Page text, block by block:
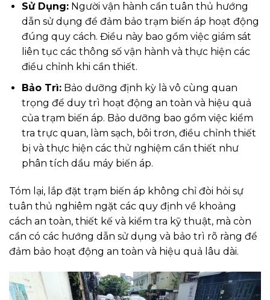
Sử Dụng:Người vận hành cần tuân thủ hướng
dẫn sử dụng để đảm bảo trạm biến áp hoạt động
đúng quy cách. Điều này bao gồm việc giám sát
liên tục các thông số vận hành và thực hiện các
điều chỉnh khi cần thiết.
Bảo Trì:Bảo dưỡng định kỳ là vô cùng quan
trọng để duy trì hoạt động an toàn và hiệu quả
của trạm biến áp. Bảo dưỡng bao gồm việc kiểm
tra trực quan, làm sạch, bôi trơn, điều chỉnh thiết
bị và thực hiện các thử nghiệm cần thiết như
phân tích dầu máy biến áp.
Tóm lại, lắp đặt trạm biến áp không chỉ đòi hỏi sự
tuân thủ nghiêm ngặt các quy định về khoảng
cách an toàn, thiết kế và kiểm tra kỹ thuật, mà còn
cần có các hướng dẫn sử dụng và bảo trì rõ ràng để
đảm bảo hoạt động an toàn và hiệu quả lâu dài.